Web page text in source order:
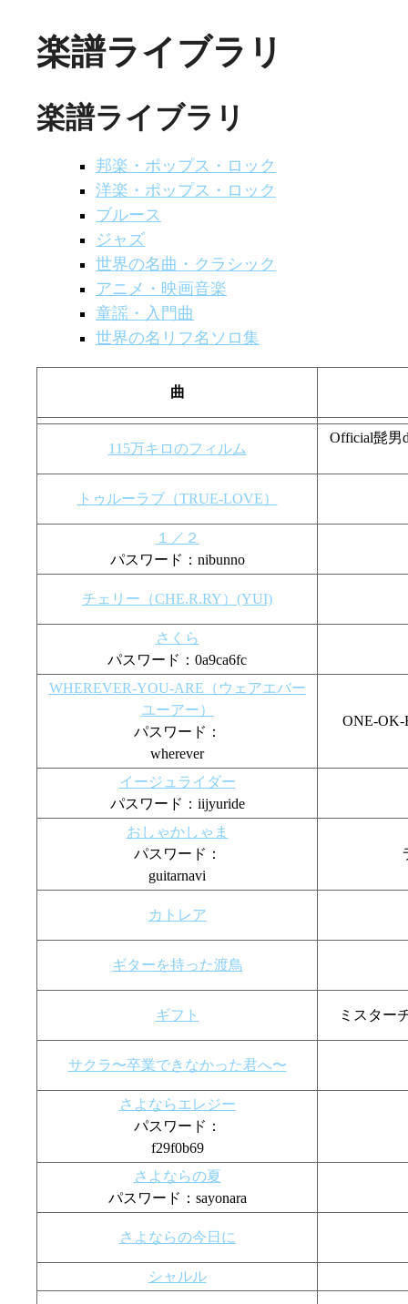
楽譜ライブラリ
楽譜ライブラリ
邦楽・ポップス・ロック
洋楽・ポップス・ロック
ブルース
ジャズ
世界の名曲・クラシック
アニメ・映画音楽
童謡・入門曲
世界の名リフ名ソロ集
曲
115万キロのフィルム
Official髭男
トゥルーラブ（TRUE-LOVE）
１／２
パスワード：nibunno
チェリー（CHE.R.RY）(YUI)
さくら
パスワード：0a9ca6fc
WHEREVER-YOU-ARE（ウェアエバー
ユーアー）
パスワード：
wherever
ONE-
イージュライダー
パスワード：iijyuride
おしゃかしゃま
パスワード：
guitarnavi
カトレア
ギターを持った渡鳥
ギフト ミスター
サクラ〜卒業できなかった君へ〜
さよならエレジー
パスワード：
f29f0b69
さよならの夏
パスワード：sayonara
さよならの今日に
シャルル